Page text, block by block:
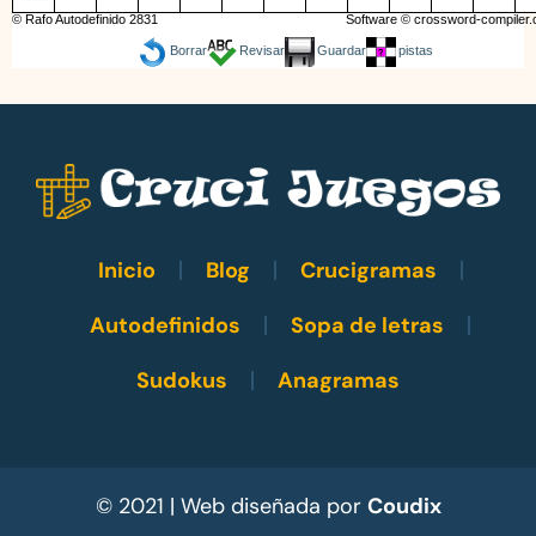
Borrar Revisar Guardar pistas
© Rafo Autodefinido 2831 Software © crossword-
Inicio Blog
Crucigramas
Autodefinidos
Sopa de letras
Sudokus
Anagramas
© 2021 | Web diseñada por Coudix